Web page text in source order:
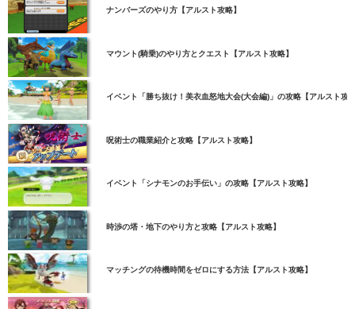
ナンバーズのやり方【アルスト攻略】
マウント(騎乗)のやり方とクエスト【アルスト攻略】
イベント「勝ち抜け！美衣血怒地大会(大会編)」の攻略【アルスト攻
呪術士の職業紹介と攻略【アルスト攻略】
イベント「シナモンのお手伝い」の攻略【アルスト攻略】
時渉の塔・地下のやり方と攻略【アルスト攻略】
マッチングの待機時間をゼロにする方法【アルスト攻略】